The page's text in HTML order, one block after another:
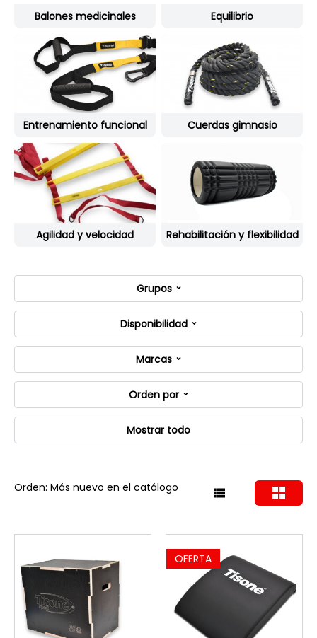
Balones medicinales Equilibrio
Entrenamiento funcional Cuerdas gimnasio
Agilidad y velocidad Rehabilitación y flexibilidad
Grupos
Disponibilidad
Marcas
Orden por
Mostrar todo
Orden: Más nuevo en el catálogo
OFERTA